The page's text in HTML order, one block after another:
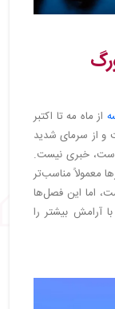
از ماه مه تا اکتبر
و از سرمای شدید
خبری نیست.
معمولاً مناسب‌تر
اما این فصل‌ها
آرامش بیشتر را